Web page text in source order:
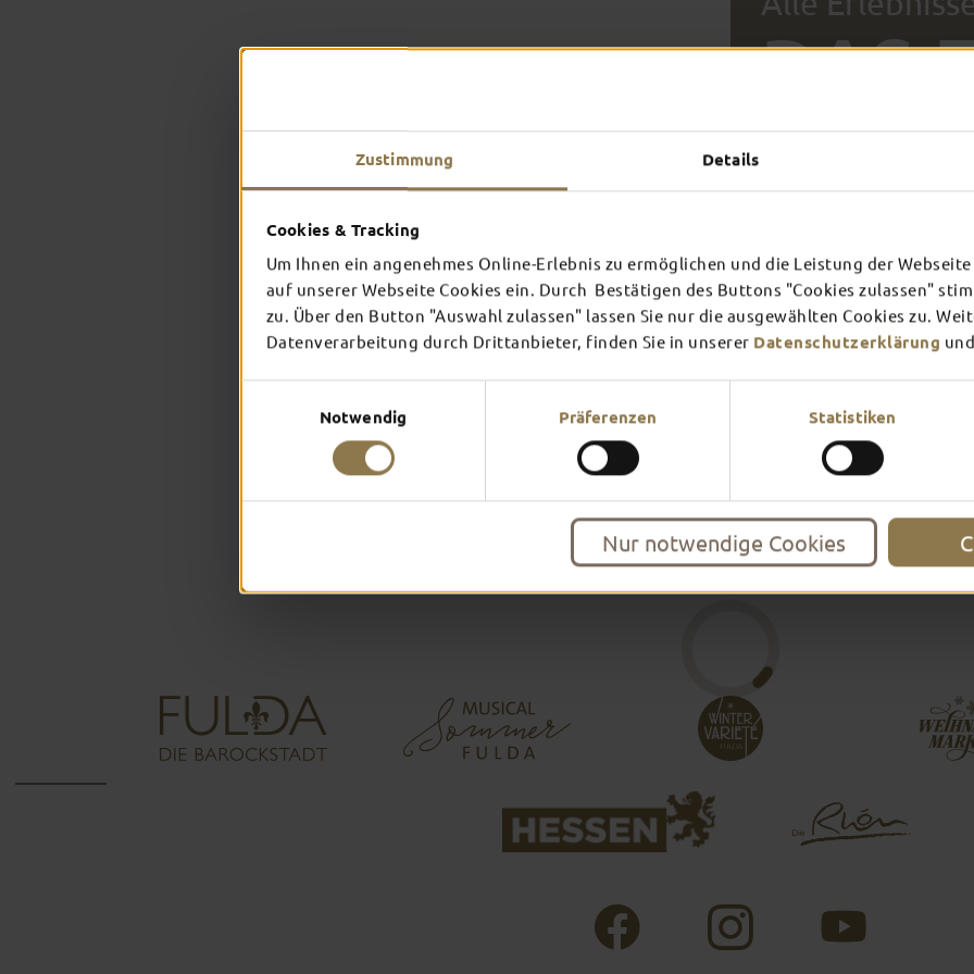
Zustimmung Details
Cookies & Tracking
Um Ihnen ein angenehmes Online-Erlebnis zu ermöglichen und die Leistung der
auf unserer Webseite Cookies ein. Durch Bestätigen des Buttons "Cookies zulassen"
zu. Über den Button "Auswahl zulassen" lassen Sie nur die ausgewählten Cookies zu.
Datenverarbeitung durch Drittanbieter, finden Sie in unserer Datenschutzerklärung
Notwendig Präferenzen Statistiken
Nur notwendige Cookies
SCHLOSS­
Mehr erfahren Mehr
FULDA AN
EINEM TAG
DAS
DICH
Verschaffe dir hier einen
am meisten Lust?